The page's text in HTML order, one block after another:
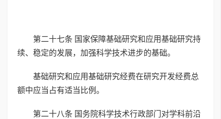
第二十七条 国家保障基础研究和应用基础研究持
续、稳定的发展，加强科学技术进步的基础。
基础研究和应用基础研究经费在研究开发经费总
额中应当占有适当比例。
第二十八条 国务院科学技术行政部门对学科前沿